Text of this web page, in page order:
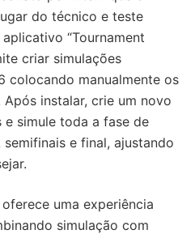
do técnico e teste
“Tournament
criar simulações
colocando manualmente os
instalar, crie um novo
e simule toda a fase de
e final, ajustando
uma experiência
simulação com